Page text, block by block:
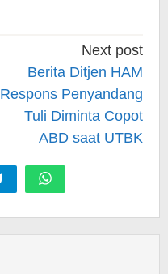
Next post
Berita Ditjen HAM
Respons Penyandang
Tuli Diminta Copot
ABD saat UTBK